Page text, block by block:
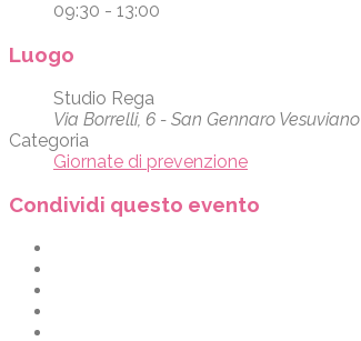
09:30 - 13:00
Luogo
Studio Rega
Via Borrelli, 6 - San Gennaro Vesuviano
Categoria
Giornate di prevenzione
Condividi questo evento